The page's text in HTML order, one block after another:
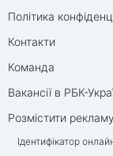
Політика
Контакти
Команда
Вакансії в РБК-
Розмістити рекламу
Ідентифікатор